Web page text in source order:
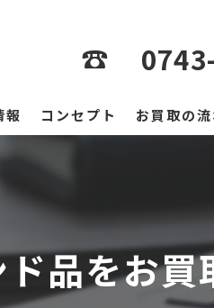
報 コンセプト お買取の
品をお